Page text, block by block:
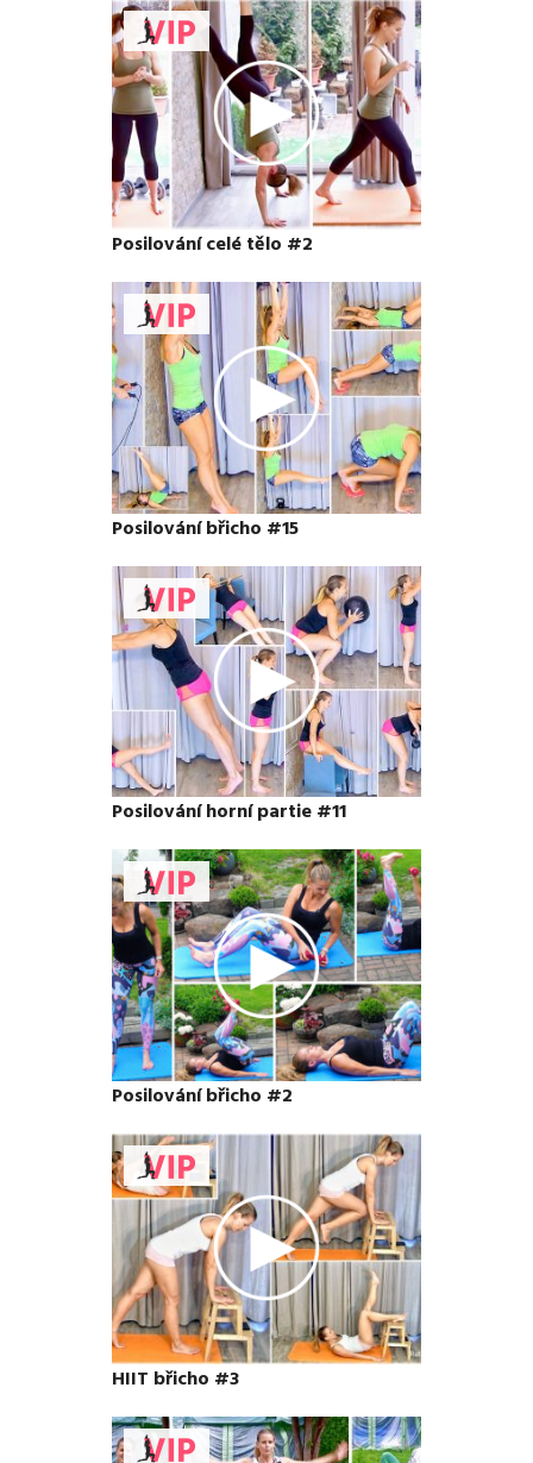
Posilování celé tělo #2
Posilování břicho #15
Posilování horní partie #11
Posilování břicho #2
HIIT břicho #3